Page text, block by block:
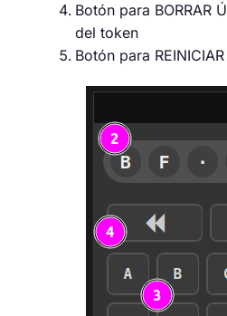
Botón para BORRAR
del token
Botón para